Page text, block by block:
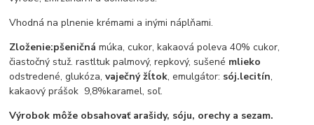
Vhodná na plnenie krémami a inými náplňami.
Zloženie:pšeničná múka, cukor, kakaová poleva 40% cukor,
čiastočný stuž. rastltuk palmový, repkový, sušené mlieko
odstredené, glukóza,vaječný žĺtok, emulgátor: sój.lecitín,
kakaový prášok 9,8%karamel, soľ.
Výrobok môže obsahovať arašidy, sóju, orechy a sezam.